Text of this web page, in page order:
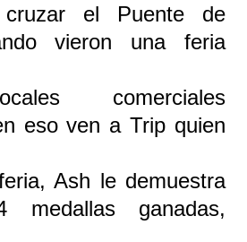
el Puente de
vieron una feria
comerciales
eso ven a Trip quien
Ash le demuestra
ganadas,